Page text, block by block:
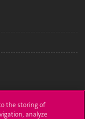
to the storing of
analyze